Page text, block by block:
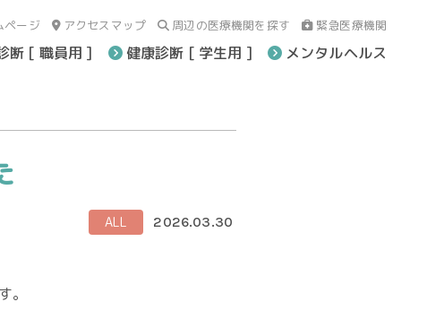
ページ アクセスマップ 周辺の医療機関を探す 緊急医療機関
断 [ 職員用 ] 健康診断 [ 学生用 ] メンタルヘルス
ALL 2026.03.30
。